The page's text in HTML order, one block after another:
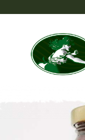
Productos